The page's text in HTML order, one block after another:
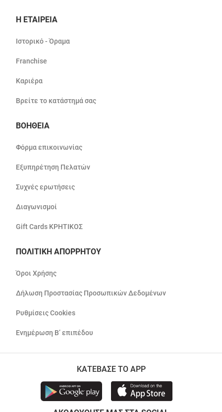
Η ΕΤΑΙΡΕΙΑ
Ιστορικό - Όραμα
Franchise
Καριέρα
Βρείτε το κατάστημά σας
ΒΟΗΘΕΙΑ
Φόρμα επικοινωνίας
Εξυπηρέτηση Πελατών
Συχνές ερωτήσεις
Διαγωνισμοί
Gift Cards ΚΡΗΤΙΚΟΣ
ΠΟΛΙΤΙΚΗ ΑΠΟΡΡΗΤΟΥ
Όροι Χρήσης
Δήλωση Προστασίας Προσωπικών Δεδομένων
Ρυθμίσεις Cookies
Ενημέρωση Β’ επιπέδου
ΚΑΤΕΒΑΣΕ ΤΟ APP